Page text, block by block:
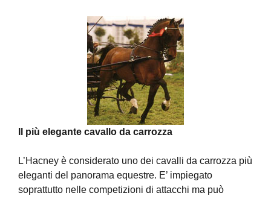
Il più elegante cavallo da carrozza
L’Hacney è considerato uno dei cavalli da carrozza più
eleganti del panorama equestre. E’ impiegato
soprattutto nelle competizioni di attacchi ma può